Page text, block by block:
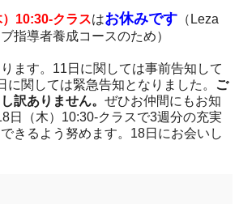
10:30-クラスはお休みです （Leza
指導者養成コースのため）
ます。11日に関しては事前告知して
に関しては緊急告知となりました。
ご
訳ありません。 ぜひお仲間にもお知
日（木）10:30-クラスで3週分の充実
きるよう努めます。18日にお会いし